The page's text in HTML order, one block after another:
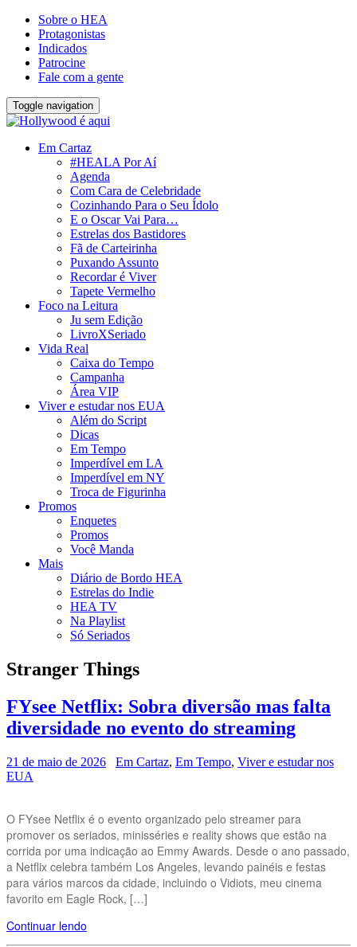
Sobre o HEA
Protagonistas
Indicados
Patrocine
Fale com a gente
Toggle navigation
Em Cartaz
#HEALA Por Aí
Agenda
Com Cara de Celebridade
Cozinhando Para o Seu Ídolo
E o Oscar Vai Para…
Estrelas dos Bastidores
Fã de Carteirinha
Puxando Assunto
Recordar é Viver
Tapete Vermelho
Foco na Leitura
Ju sem Edição
LivroXSeriado
Vida Real
Caixa do Tempo
Campanha
Área VIP
Viver e estudar nos EUA
Além do Script
Dicas
Em Tempo
Imperdível em LA
Imperdível em NY
Troca de Figurinha
Promos
Enquetes
Promos
Você Manda
Mais
Diário de Bordo HEA
Estrelas do Indie
HEA TV
Na Playlist
Só Seriados
Stranger Things
FYsee Netflix: Sobra diversão mas falta
diversidade no evento do streaming
21 de maio de 2026 Em Cartaz, Em Tempo, Viver e estudar nos
EUA
O FYsee Netflix é o evento organizado pelo streamer para
promover os seriados, minisséries e reality shows que estão na
corrida por uma indicação ao Emmy Awards. Desde o ano passado,
a Netflix celebra também Los Angeles, levando painéis e festas
para vários marcos da cidade, incluindo o Vidiots, meu cinema
favorito em Eagle Rock, […]
Continuar lendo